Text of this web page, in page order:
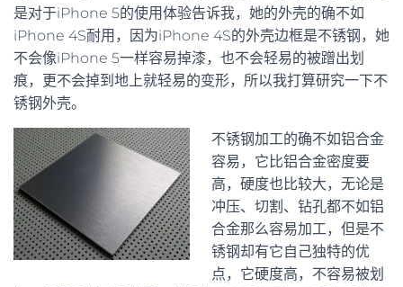
是对于iPhone 5的使用体验告诉我，她的外壳的确不如
iPhone 4S耐用，因为iPhone 4S的外壳边框是不锈钢，她
不会像iPhone 5一样容易掉漆，也不会轻易的被蹭出划
痕，更不会掉到地上就轻易的变形，所以我打算研究一下不
锈钢外壳。
不锈钢加工的确不如铝合金
容易，它比铝合金密度要
高，硬度也比较大，无论是
冲压、切割、钻孔都不如铝
合金那么容易加工，但是不
锈钢却有它自己独特的优
点，它硬度高，不容易被划